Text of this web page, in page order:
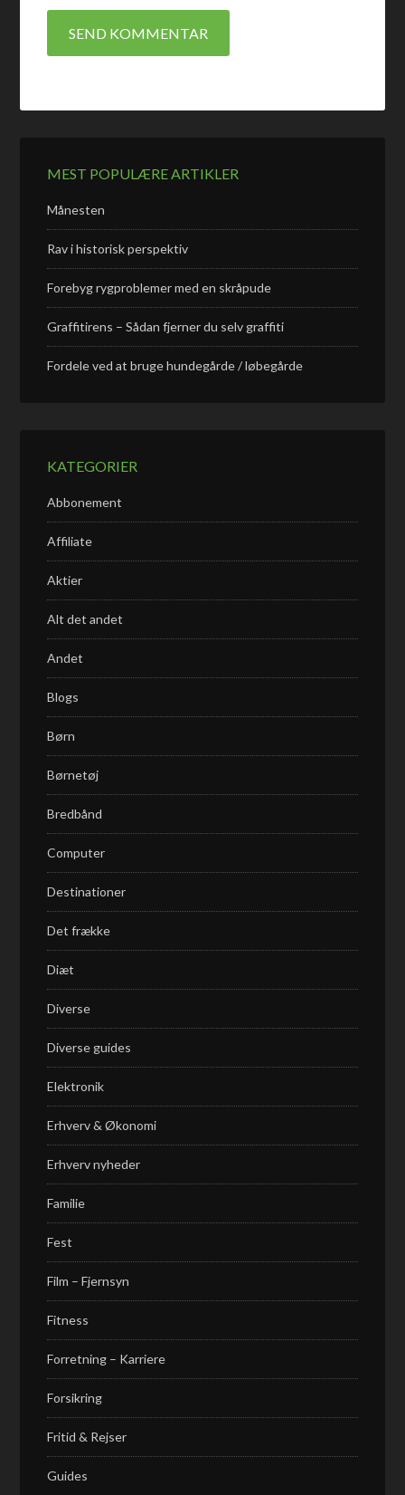
MEST POPULÆRE ARTIKLER
Månesten
Rav i historisk perspektiv
Forebyg rygproblemer med en skråpude
Graffitirens – Sådan fjerner du selv graffiti
Fordele ved at bruge hundegårde / løbegårde
KATEGORIER
Abbonement
Affiliate
Aktier
Alt det andet
Andet
Blogs
Børn
Børnetøj
Bredbånd
Computer
Destinationer
Det frække
Diæt
Diverse
Diverse guides
Elektronik
Erhverv & Økonomi
Erhverv nyheder
Familie
Fest
Film – Fjernsyn
Fitness
Forretning – Karriere
Forsikring
Fritid & Rejser
Guides